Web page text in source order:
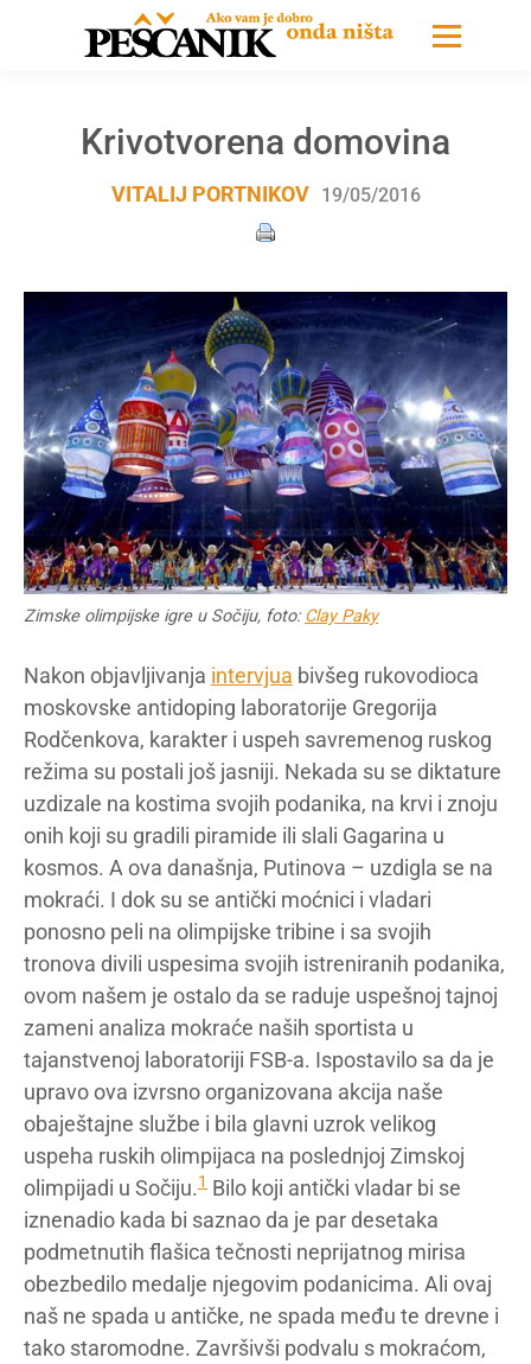
Krivotvorena domovina
VITALIJ PORTNIKOV 19/05/2016
Zimske olimpijske igre u Sočiju, foto: Clay Paky
Nakon objavljivanja intervjua bivšeg rukovodioca
moskovske antidoping laboratorije Gregorija
Rodčenkova, karakter i uspeh savremenog ruskog
režima su postali još jasniji. Nekada su se diktature
uzdizale na kostima svojih podanika, na krvi i znoju
onih koji su gradili piramide ili slali Gagarina u
kosmos. A ova današnja, Putinova – uzdigla se na
mokraći. I dok su se antički moćnici i vladari
ponosno peli na olimpijske tribine i sa svojih
tronova divili uspesima svojih istreniranih podanika,
ovom našem je ostalo da se raduje uspešnoj tajnoj
zameni analiza mokraće naših sportista u
tajanstvenoj laboratoriji FSB-a. Ispostavilo sa da je
upravo ova izvrsno organizovana akcija naše
obaještajne službe i bila glavni uzrok velikog
uspeha ruskih olimpijaca na poslednjoj Zimskoj
olimpijadi u Sočiju.1 Bilo koji antički vladar bi se
iznenadio kada bi saznao da je par desetaka
podmetnutih flašica tečnosti neprijatnog mirisa
obezbedilo medalje njegovim podanicima. Ali ovaj
naš ne spada u antičke, ne spada među te drevne i
tako staromodne. Završivši podvalu s mokraćom,